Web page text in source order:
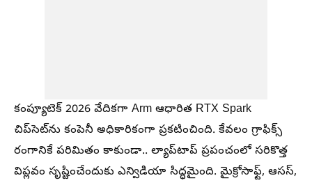
కంప్యూటెక్ 2026 వేదికగా Arm ఆధారిత RTX Spark
చిప్‌సెట్‌ను కంపెనీ అధికారికంగా ప్రకటించింది. కేవలం గ్రాఫిక్స్
రంగానికే పరిమితం కాకుండా.. ల్యాప్‌టాప్ ప్రపంచంలో సరికొత్త
విప్లవం సృష్టించేందుకు ఎన్విడియా సిద్ధమైంది. మైక్రోసాఫ్ట్, ఆసస్,